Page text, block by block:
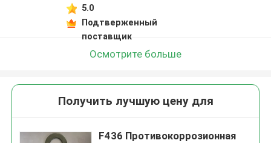
5.0
Подтверженный
поставщик
Осмотрите больше
Получить лучшую цену для
F436 Противокоррозионная